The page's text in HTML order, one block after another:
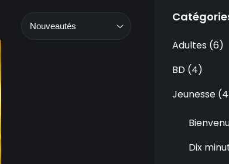
Adultes 6
BD 4
Jeunesse
Dix